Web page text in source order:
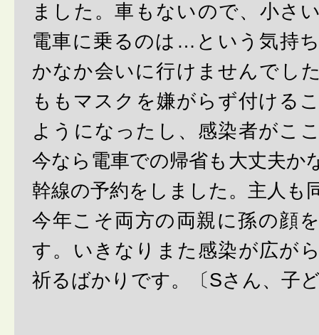
ました。車もないので、小さ
電車に乗るのは…という気持
かなか会いに行けませんでし
ももマスクを嫌がらず付ける
ようになったし、感染者がこ
今なら電車での帰省も大丈夫か
幹線の予約をしました。主人も
今年こそ両方の両親に孫の顔
す。いきなりまた感染が広が
祈るばかりです。〔Sさん、子